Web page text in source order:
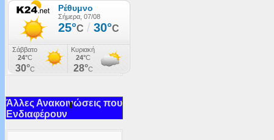
Άλλες Ανακοινώσεις που
Ενδιαφέρουν